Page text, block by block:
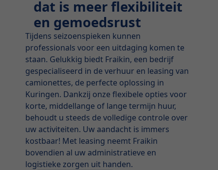
dat is meer flexibiliteit
en gemoedsrust
Tijdens seizoenspieken kunnen
professionals voor een uitdaging komen te
staan. Gelukkig biedt Fraikin, een bedrijf
gespecialiseerd in de verhuur en leasing van
camionettes, de perfecte oplossing in
Kuringen. Dankzij onze flexibele opties voor
korte, middellange of lange termijn huur,
behoudt u steeds de volledige controle over
uw activiteiten. Uw aandacht is immers
kostbaar! Met leasing neemt Fraikin
bovendien al uw administratieve en
logistieke zorgen uit handen.